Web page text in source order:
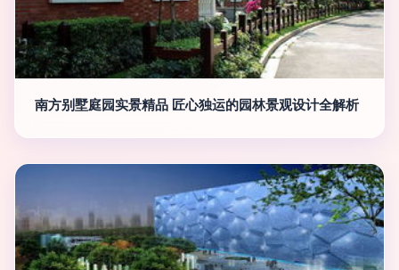
南方别墅庭园实景精品 匠心独运的园林景观设计全解析